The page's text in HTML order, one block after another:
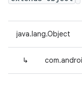
java.lang.Object
↳